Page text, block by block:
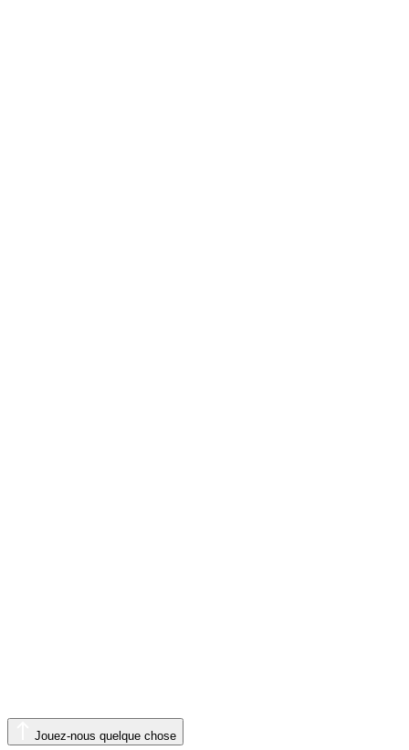
Jouez-nous quelque chose